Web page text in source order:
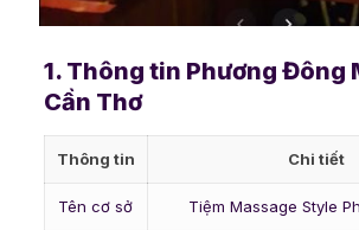
1. Thông tin Phương Đông
Cần Thơ
Thông tin Chi tiết
Tên cơ sở Tiệm Massage Style